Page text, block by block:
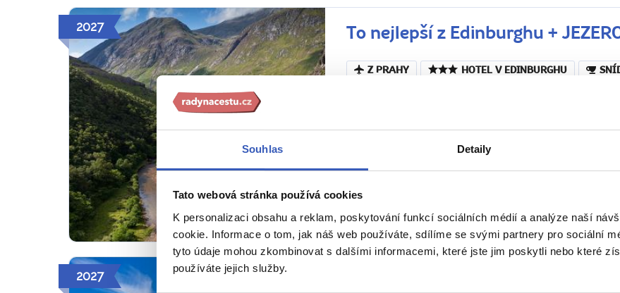
Souhlas Detaily
Tato webová stránka používá cookies
K personalizaci obsahu a reklam, poskytování funkcí sociálních médií a analýze naší
cookie. Informace o tom, jak náš web používáte, sdílíme se svými partnery pro sociální
tyto údaje mohou zkombinovat s dalšími informacemi, které jste jim poskytli nebo které
používáte jejich služby.
2027 To nejlepší z Edinburghu +
Z PRAHY HOTEL V EDINBURGHU
Tip na zážitek: Projížďka po Loch Nessu a procházka
Skotské putování začíná… Připravte se na koktejl
Lenka Rašková
2027 To nejlepší ze Skotské vysočiny +